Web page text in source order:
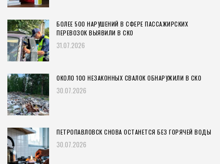
БОЛЕЕ 500 НАРУШЕНИЙ В СФЕРЕ ПАССАЖИРСКИХ
ПЕРЕВОЗОК ВЫЯВИЛИ В СКО
31.07.2026
ОКОЛО 100 НЕЗАКОННЫХ СВАЛОК ОБНАРУЖИЛИ В СКО
30.07.2026
ПЕТРОПАВЛОВСК СНОВА ОСТАНЕТСЯ БЕЗ ГОРЯЧЕЙ ВОДЫ
30.07.2026